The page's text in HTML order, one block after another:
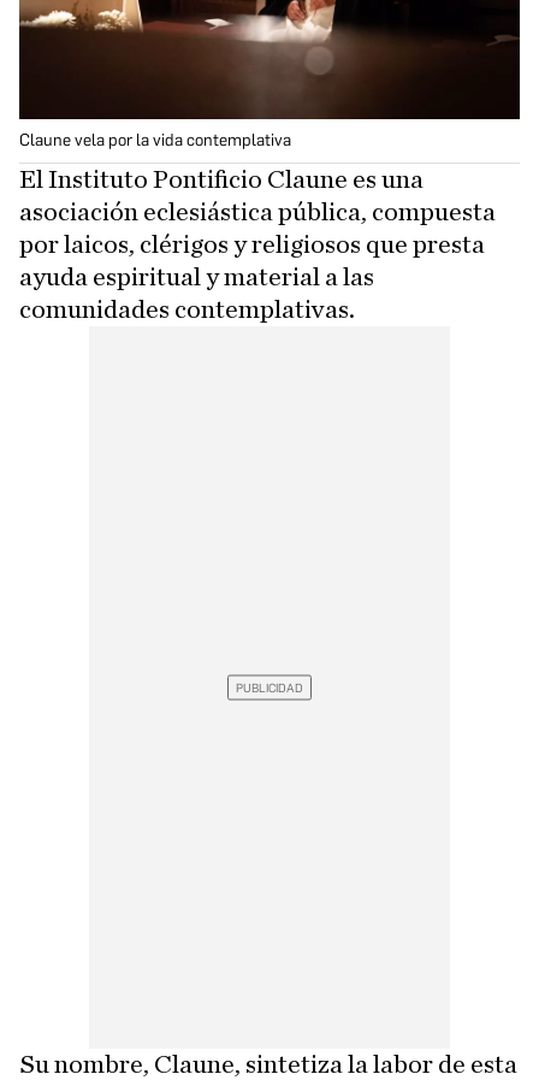
Claune vela por la vida contemplativa
El Instituto Pontificio Claune es una
asociación eclesiástica pública, compuesta
por laicos, clérigos y religiosos que presta
ayuda espiritual y material a las
comunidades contemplativas.
Su nombre, Claune, sintetiza la labor de esta